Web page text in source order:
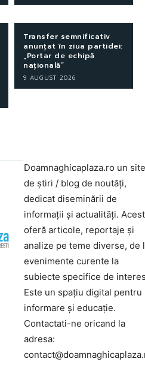
Transfer semnificativ
anunțat în ziua partidei:
„Portar de echipă
națională”
9 AUGUST 2026
Doamnaghicaplaza.ro un site
de știri / blog de noutăți,
dedicat diseminării de
informații și actualități.
oferă articole, reportaje și
analize pe teme diverse, de
evenimente curente la
subiecte specifice de
Este un spațiu digital pentru
informare și educație.
Contactati-ne oricand la
adresa: